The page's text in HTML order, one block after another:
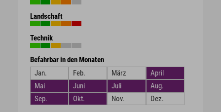
Landschaft
Technik
Befahrbar in den Monaten
Jan.
Feb. März
April
Mai
Juni Juli
Aug.
Sep.
Okt. Nov. Dez.